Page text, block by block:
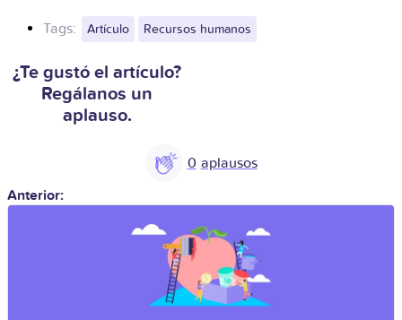
Tags: Artículo Recursos humanos
¿Te gustó el artículo?
Regálanos un
aplauso.
0
Anterior: